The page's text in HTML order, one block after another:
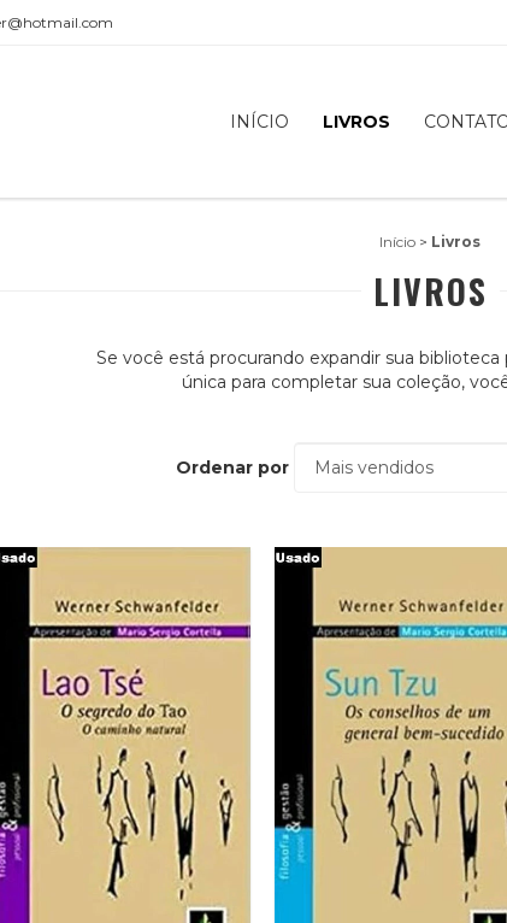
INÍCIO LIVROS
Início > Livros
LIVROS
Se você está procurando expandir sua
única para completar sua coleção,
Ordenar por